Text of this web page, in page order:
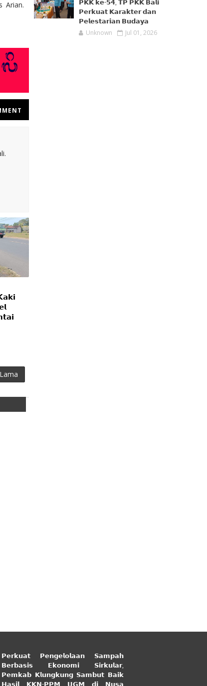
Arian.
𝗣𝗞𝗞 𝗸𝗲-𝟱𝟰, 𝗧𝗣 𝗣𝗞𝗞 𝗕𝗮𝗹𝗶
𝗣𝗲𝗿𝗸𝘂𝗮𝘁 𝗞𝗮𝗿𝗮𝗸𝘁𝗲𝗿 𝗱𝗮𝗻
𝗣𝗲𝗹𝗲𝘀𝘁𝗮𝗿𝗶𝗮𝗻 𝗕𝘂𝗱𝗮𝘆𝗮
Unknown Jul 01, 2026
𝗣𝗲𝗿𝗸𝘂𝗮𝘁 𝗣𝗲𝗻𝗴𝗲𝗹𝗼𝗹𝗮𝗮𝗻 𝗦𝗮𝗺𝗽𝗮𝗵
𝗕𝗲𝗿𝗯𝗮𝘀𝗶𝘀 𝗘𝗸𝗼𝗻𝗼𝗺𝗶 𝗦𝗶𝗿𝗸𝘂𝗹𝗮𝗿,
𝗣𝗲𝗺𝗸𝗮𝗯 𝗞𝗹𝘂𝗻𝗴𝗸𝘂𝗻𝗴 𝗦𝗮𝗺𝗯𝘂𝘁 𝗕𝗮𝗶𝗸